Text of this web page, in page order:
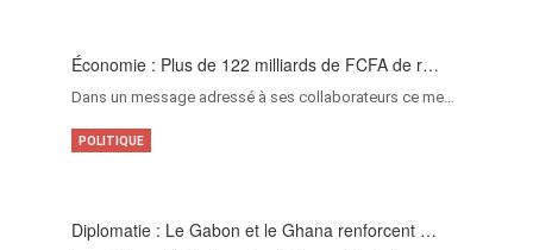
Économie : Plus de 122 milliards de FCFA de r…
Dans un message adressé à ses collaborateurs ce me…
Diplomatie : Le Gabon et le Ghana renforcent …
POLITIQUE